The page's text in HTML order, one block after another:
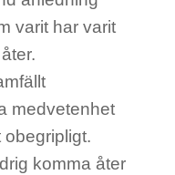
varit har varit
medvetenhet
komma åter